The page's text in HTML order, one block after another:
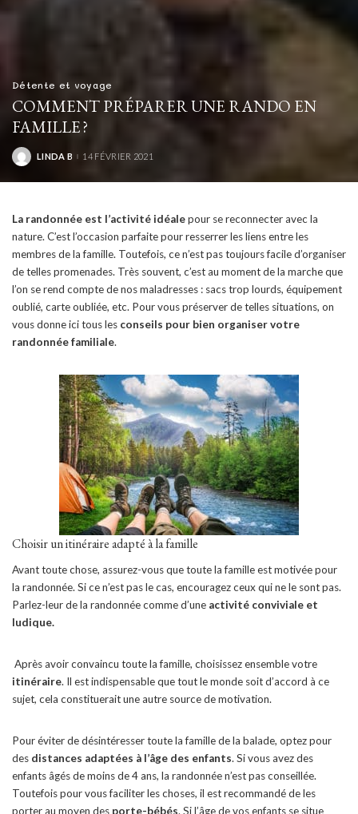
Détente et voyage
COMMENT PRÉPARER UNE RANDO EN
FAMILLE ?
POSTED
LINDA B 14 FÉVRIER 2021
La randonnée est l’activité idéalepour se reconnecter avec la
nature. C’est l’occasion parfaite pour resserrer les liens entre les
membres de la famille. Toutefois, ce n’est pas toujours facile d’organiser
de telles promenades. Très souvent, c’est au moment de la marche que
l’on se rend compte de nos maladresses : sacs trop lourds, équipement
oublié, carte oubliée, etc. Pour vous préserver de telles situations, on
vous donne ici tous les conseils pour bien organiser votre
randonnée familiale.
Choisir un itinéraire adapté à la famille
Avant toute chose, assurez-vous que toute la famille est motivée pour
la randonnée. Si ce n’est pas le cas, encouragez ceux qui ne le sont pas.
Parlez-leur de la randonnée comme d’une activité conviviale et
ludique.
Après avoir convaincu toute la famille, choisissez ensemble votre
itinéraire. Il est indispensable que tout le monde soit d’accord à ce
sujet, cela constituerait une autre source de motivation.
Pour éviter de désintéresser toute la famille de la balade, optez pour
des distances adaptées à l’âge des enfants. Si vous avez des
enfants âgés de moins de 4 ans, la randonnée n’est pas conseillée.
Toutefois pour vous faciliter les choses, il est recommandé de les
porter au moyen des porte-bébés. Si l’âge de vos enfants se situe